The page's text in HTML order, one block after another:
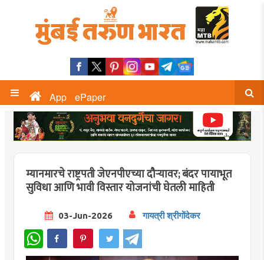
App ePaper
म्यानमारचे राष्ट्रपती जेएनपीएच्या दौऱ्यावर; बंदर पायाभूत
सुविधा आणि भावी विस्तार योजनांची घेतली माहिती
03-Jun-2026 गायत्री श्रीगोंदेकर
WhatsApp